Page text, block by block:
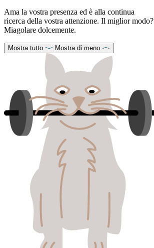
Ama la vostra presenza ed è alla continua
ricerca della vostra attenzione. Il miglior modo?
Miagolare dolcemente.
Mostra tutto Mostra di meno